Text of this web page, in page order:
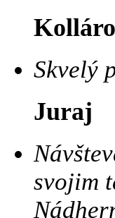
Skvelý
Juraj
svojim